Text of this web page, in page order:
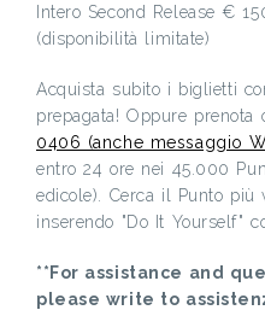
Intero Second Release €
(disponibilità limitate)
Acquista subito i biglietti
prepagata! Oppure
0406 (anche messaggio
entro 24 ore nei 45.000
edicole). Cerca il Punto più
inserendo "Do It Yourself"
**For assistance and
please write to